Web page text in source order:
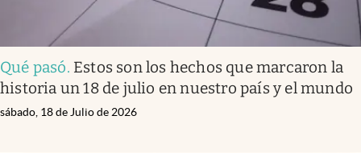
Qué pasó. Estos son los hechos que marcaron la
historia un 18 de julio en nuestro país y el mundo
sábado, 18 de Julio de 2026